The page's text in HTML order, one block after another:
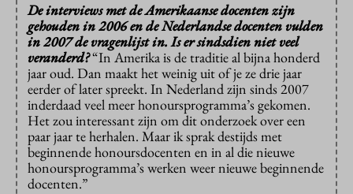
De interviews met de Amerikaanse docenten zijn
gehouden in 2006 en de Nederlandse docenten vulden
in 2007 de vragenlijst in. Is er sindsdien niet veel
veranderd?“In Amerika is de traditie al bijna honderd
jaar oud. Dan maakt het weinig uit of je ze drie jaar
eerder of later spreekt. In Nederland zijn sinds 2007
inderdaad veel meer honoursprogramma’s gekomen.
Het zou interessant zijn om dit onderzoek over een
paar jaar te herhalen. Maar ik sprak destijds met
beginnende honoursdocenten en in al die nieuwe
honoursprogramma’s werken weer nieuwe beginnende
docenten.”